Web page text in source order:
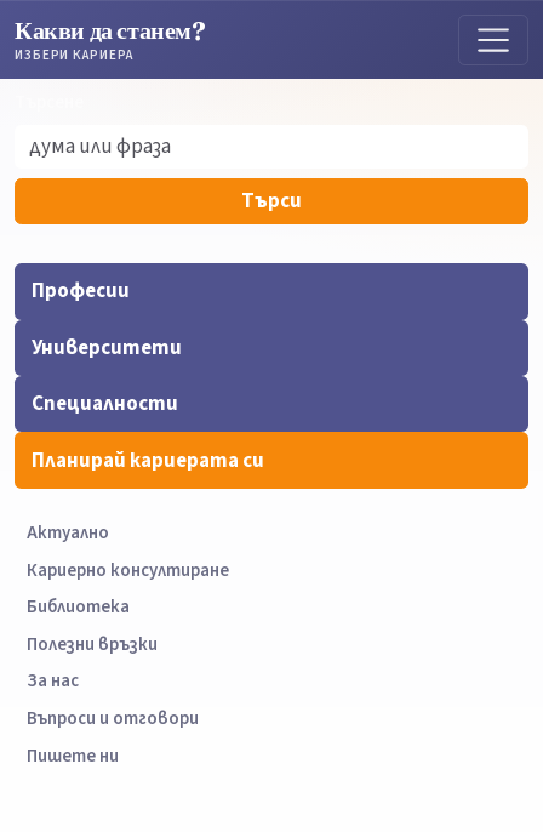
Какви да станем?
ИЗБЕРИ КАРИЕРА
Търси
Професии
Университети
Специалности
Планирай кариерата си
Актуално
Кариерно консултиране
Библиотека
Полезни връзки
За нас
Въпроси и отговори
Пишете ни